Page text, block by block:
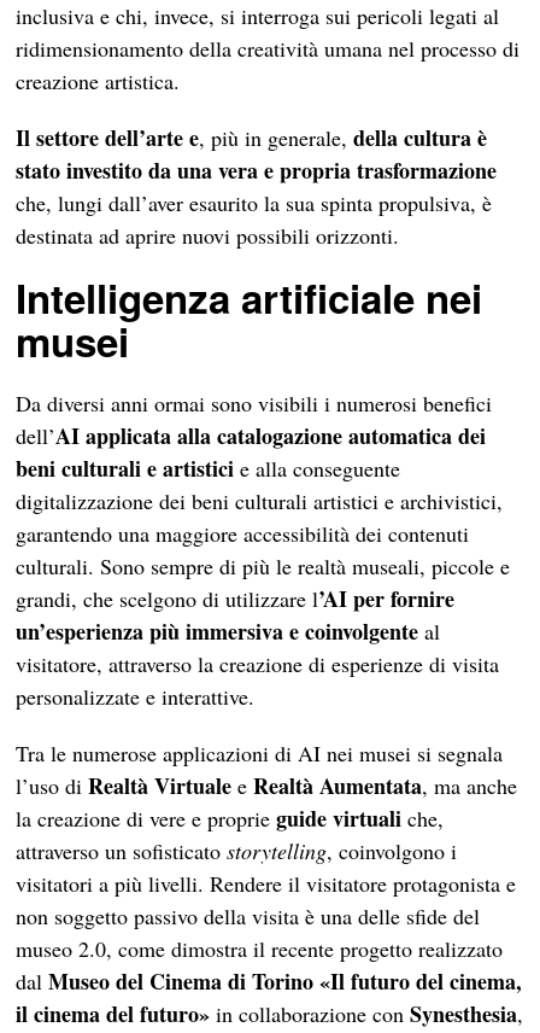
inclusiva e chi, invece, si interroga sui pericoli legati al
ridimensionamento della creatività umana nel processo di
creazione artistica.
Il settore dell’arte e, più in generale,della cultura è
stato investito da una vera e propria trasformazione
che, lungi dall’aver esaurito la sua spinta propulsiva, è
destinata ad aprire nuovi possibili orizzonti.
Intelligenza artificiale nei
musei
Da diversi anni ormai sono visibili i numerosi benefici
dell’AI applicata alla catalogazione automatica dei
beni culturali e artisticie alla conseguente
digitalizzazione dei beni culturali artistici e archivistici,
garantendo una maggiore accessibilità dei contenuti
culturali. Sono sempre di più le realtà museali, piccole e
grandi, che scelgono di utilizzare l’AI per fornire
un’esperienza più immersiva e coinvolgente al
visitatore, attraverso la creazione di esperienze di visita
personalizzate e interattive.
Tra le numerose applicazioni di AI nei musei si segnala
l’uso diRealtà Virtuale eRealtà Aumentata, ma anche
la creazione di vere e proprieguide virtuali che,
attraverso un sofisticatostorytelling, coinvolgono i
visitatori a più livelli. Rendere il visitatore protagonista e
non soggetto passivo della visita è una delle sfide del
museo 2.0, come dimostra il recente progetto realizzato
dalMuseo del Cinema di Torino «Il futuro del cinema,
il cinema del futuro» in collaborazione conSynesthesia,